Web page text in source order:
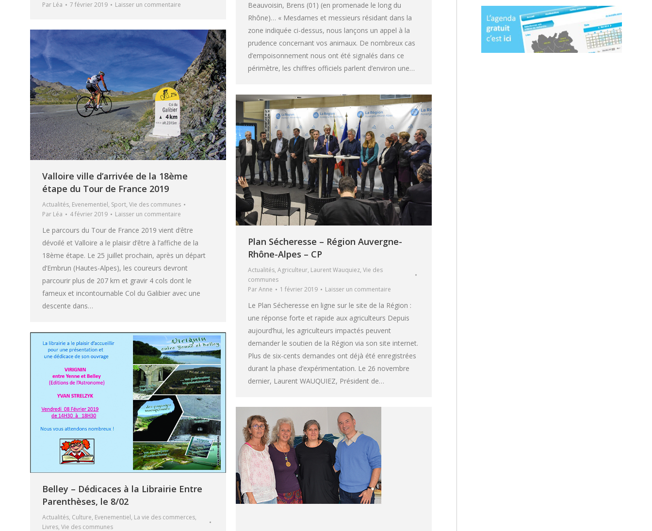
Par Léa 7 février 2019 Laisser un commentaire
Beauvoisin, Brens (01) (en promenade le long du
Rhône)… « Mesdames et messieurs résidant dans la
zone indiquée ci-dessus, nous lançons un appel à la
prudence concernant vos animaux. De nombreux cas
d’empoisonnement nous ont été signalés dans ce
périmètre, les chiffres officiels parlent d’environ une…
Valloire ville d’arrivée de la 18ème
étape du Tour de France 2019
Actualités, Evenementiel, Sport, Vie des communes
Par Léa 4 février 2019 Laisser un commentaire
Le parcours du Tour de France 2019 vient d’être
dévoilé et Valloire a le plaisir d’être à l’affiche de la
18ème étape. Le 25 juillet prochain, après un départ
d’Embrun (Hautes-Alpes), les coureurs devront
parcourir plus de 207 km et gravir 4 cols dont le
fameux et incontournable Col du Galibier avec une
descente dans…
Plan Sécheresse – Région Auvergne-
Rhône-Alpes – CP
Actualités, Agriculteur, Laurent Wauquiez, Vie des
communes
ParAnne 1 février 2019 Laisser un commentaire
Le Plan Sécheresse en ligne sur le site de la Région :
une réponse forte et rapide aux agriculteurs Depuis
aujourd’hui, les agriculteurs impactés peuvent
demander le soutien de la Région via son site internet.
Plus de six-cents demandes ont déjà été enregistrées
durant la phase d’expérimentation. Le 26 novembre
dernier, Laurent WAUQUIEZ, Président de…
Belley – Dédicaces à la Librairie Entre
Parenthèses, le 8/02
Actualités, Culture, Evenementiel, La vie des commerces,
Livres, Vie des communes